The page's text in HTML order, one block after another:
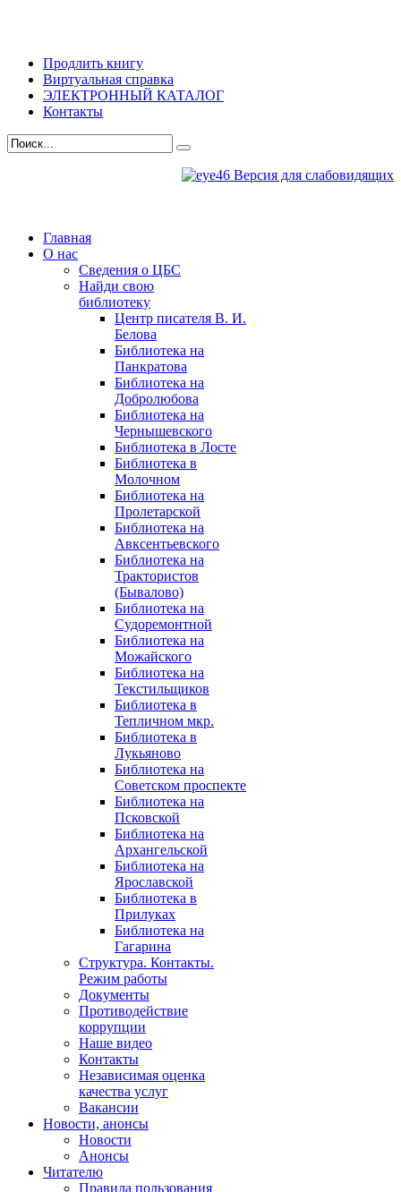
Продлить книгу
Виртуальная справка
ЭЛЕКТРОННЫЙ КАТАЛОГ
Контакты
Версия для слабовидящих
Главная
О нас
Сведения о ЦБС
Найди свою
библиотеку
Центр писателя В. И.
Белова
Библиотека на
Панкратова
Библиотека на
Добролюбова
Библиотека на
Чернышевского
Библиотека в Лосте
Библиотека в
Молочном
Библиотека на
Пролетарской
Библиотека на
Авксентьевского
Библиотека на
Трактористов
(Бывалово)
Библиотека на
Судоремонтной
Библиотека на
Можайского
Библиотека на
Текстильщиков
Библиотека в
Тепличном мкр.
Библиотека в
Лукьяново
Библиотека на
Советском проспекте
Библиотека на
Псковской
Библиотека на
Архангельской
Библиотека на
Ярославской
Библиотека в
Прилуках
Библиотека на
Гагарина
Структура. Контакты.
Режим работы
Документы
Противодействие
коррупции
Наше видео
Контакты
Независимая оценка
качества услуг
Вакансии
Новости, анонсы
Новости
Анонсы
Читателю
Правила пользования